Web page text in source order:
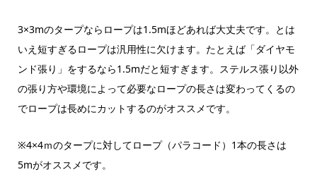
3×3mのタープならロープは1.5mほどあれば大丈夫です。とは
いえ短すぎるロープは汎用性に欠けます。たとえば「ダイヤモ
ンド張り」をするなら1.5mだと短すぎます。ステルス張り以外
の張り方や環境によって必要なロープの長さは変わってくるの
でロープは長めにカットするのがオススメです。
※4×4ｍのタープに対してロープ（パラコード）1本の長さは
5mがオススメです。